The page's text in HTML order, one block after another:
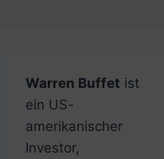
Warren Buffet ist
ein US-
amerikanischer
Investor,